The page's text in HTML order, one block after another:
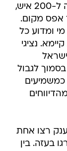
מני רבים שמתקיים באחרונה. הצפי היה ל-200 איש,
עד אפס מקום.
ומדוע כל
נציגי
לגבול
רצו אחת
בעזה. בין